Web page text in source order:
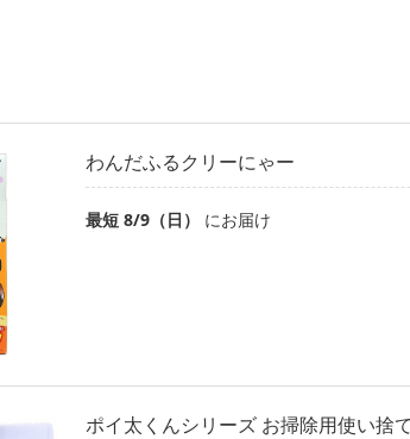
わんだふるクリーにゃー
最短 8/9（日） にお届け
ポイ太くんシリーズ お掃除用使い捨